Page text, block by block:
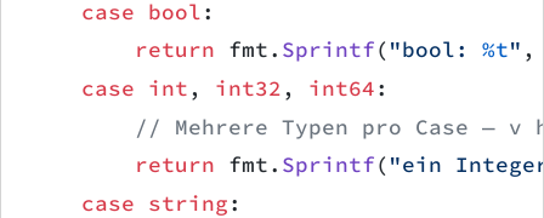
    case
bool:
        return
fmt. Sprintf( "bool: %t" ,
    case
int, int32, int64:
// Mehrere Typen pro Case — v
        return
fmt. Sprintf( "ein
    case
string: